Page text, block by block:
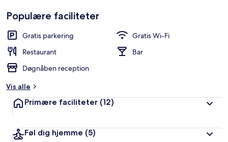
Populære faciliteter
Gratis parkering
Gratis Wi-Fi
Restaurant
Bar
Døgnåben reception
Vis alle
Primære faciliteter (12)
Føl dig hjemme (5)